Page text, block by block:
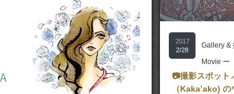
2017
2/28
Gallery &
Movie ー
📷撮影スポッ
（Kaka’ako)